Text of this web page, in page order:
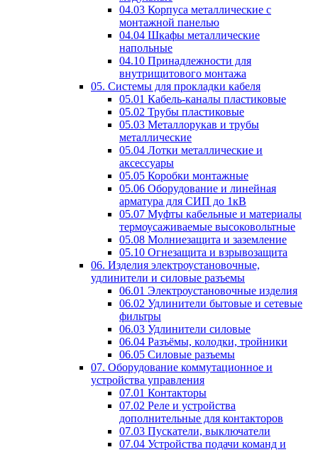
04.03 Корпуса металлические с
монтажной панелью
04.04 Шкафы металлические
напольные
04.10 Принадлежности для
внутрищитового монтажа
05. Системы для прокладки кабеля
05.01 Кабель-каналы пластиковые
05.02 Трубы пластиковые
05.03 Металлорукав и трубы
металлические
05.04 Лотки металлические и
аксессуары
05.05 Коробки монтажные
05.06 Оборудование и линейная
арматура для СИП до 1кВ
05.07 Муфты кабельные и материалы
термоусаживаемые высоковольтные
05.08 Молниезащита и заземление
05.10 Огнезащита и взрывозащита
06. Изделия электроустановочные,
удлинители и силовые разъемы
06.01 Электроустановочные изделия
06.02 Удлинители бытовые и сетевые
фильтры
06.03 Удлинители силовые
06.04 Разъёмы, колодки, тройники
06.05 Силовые разъемы
07. Оборудование коммутационное и
устройства управления
07.01 Контакторы
07.02 Реле и устройства
дополнительные для контакторов
07.03 Пускатели, выключатели
07.04 Устройства подачи команд и